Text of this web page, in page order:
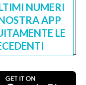
NUMERI
APP
LE